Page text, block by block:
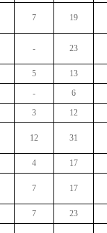
7 19
- 23
5 13
- 6
3 12
12 31
4 17
7 17
7 23